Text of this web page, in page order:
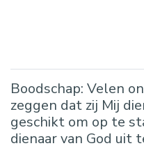
Boodschap: Velen
zeggen dat zij Mij
geschikt om op te
dienaar van God uit